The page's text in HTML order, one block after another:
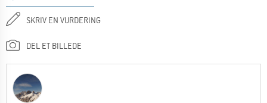
SKRIV EN VURDERING
DEL ET BILLEDE